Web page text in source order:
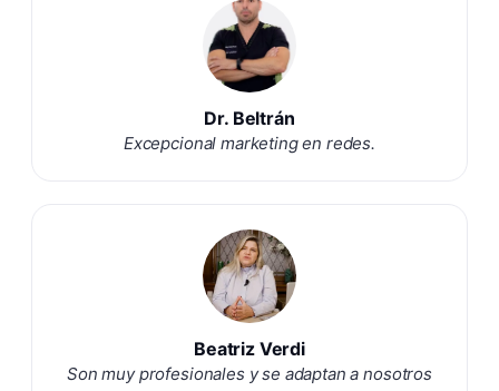
Dr. Beltrán
Excepcional marketing en redes.
Beatriz Verdi
Son muy profesionales y se adaptan a nosotros